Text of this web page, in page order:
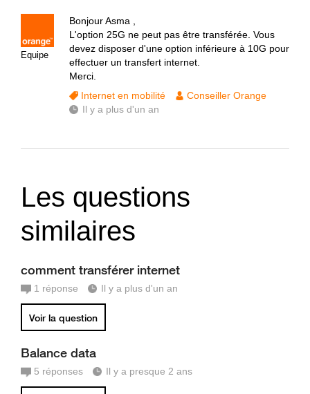
Equipe
Bonjour Asma ,
L'option 25G ne peut pas être transférée. Vous
devez disposer d'une option inférieure à 10G pour
effectuer un transfert internet.
Merci.
Internet en mobilité
Conseiller Orange
Il y a plus d'un an
Les questions
similaires
comment transférer internet
1 réponse Il y a plus d'un an
Voir la question
Balance data
5 réponses Il y a presque 2 ans